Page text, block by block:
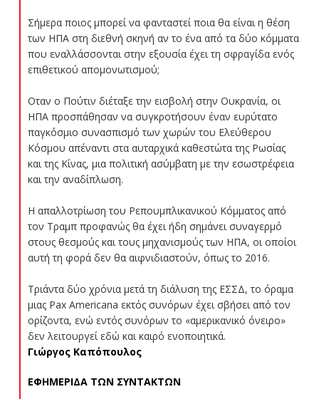
Σήμερα ποιος μπορεί να φανταστεί ποια θα είναι η θέση
των ΗΠΑ στη διεθνή σκηνή αν το ένα από τα δύο κόμματα
που εναλλάσσονται στην εξουσία έχει τη σφραγίδα ενός
επιθετικού απομονωτισμού;
Οταν ο Πούτιν διέταξε την εισβολή στην Ουκρανία, οι
ΗΠΑ προσπάθησαν να συγκροτήσουν έναν ευρύτατο
παγκόσμιο συνασπισμό των χωρών του Ελεύθερου
Κόσμου απέναντι στα αυταρχικά καθεστώτα της Ρωσίας
και της Κίνας, μια πολιτική ασύμβατη με την εσωστρέφεια
και την αναδίπλωση.
Η απαλλοτρίωση του Ρεπουμπλικανικού Κόμματος από
τον Τραμπ προφανώς θα έχει ήδη σημάνει συναγερμό
στους θεσμούς και τους μηχανισμούς των ΗΠΑ, οι οποίοι
αυτή τη φορά δεν θα αιφνιδιαστούν, όπως το 2016.
Τριάντα δύο χρόνια μετά τη διάλυση της ΕΣΣΔ, το όραμα
μιας Pax Americana εκτός συνόρων έχει σβήσει από τον
ορίζοντα, ενώ εντός συνόρων το «αμερικανικό όνειρο»
δεν λειτουργεί εδώ και καιρό ενοποιητικά.
Γιώργος Καπόπουλος
ΕΦΗΜΕΡΙΔΑ ΤΩΝ ΣΥΝΤΑΚΤΩΝ